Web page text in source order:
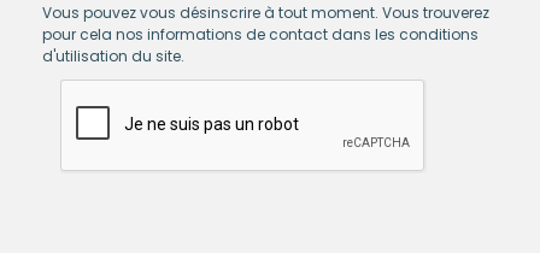
Vous pouvez vous désinscrire à tout moment. Vous trouverez
pour cela nos informations de contact dans les conditions
d'utilisation du site.